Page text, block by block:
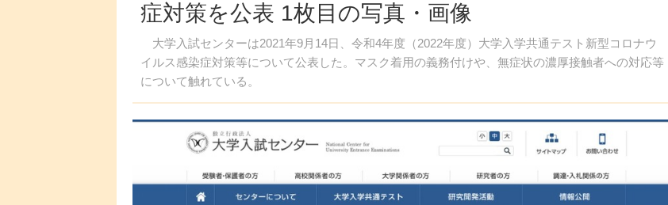
症対策を公表 1枚目の写真・画像
大学入試センターは2021年9月14日、令和4年度（2022年度）大学入学共通テスト新型コロナウ
イルス感染症対策等について公表した。マスク着用の義務付けや、無症状の濃厚接触者への対応等
について触れている。